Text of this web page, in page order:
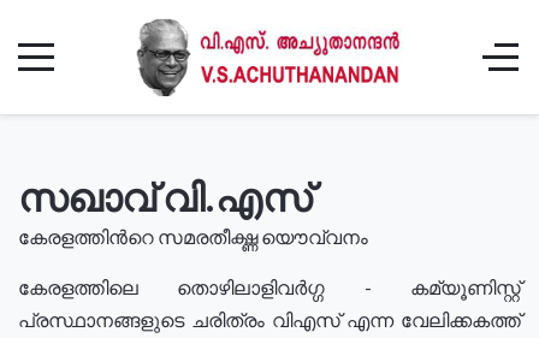
സഖാവ് വി.എസ്
കേരളത്തിൻറെ സമരതീക്ഷ്ണ യൌവ്വനം
കേരളത്തിലെ തൊഴിലാളിവർഗ്ഗ - കമ്യൂണിസ്റ്റ്
പ്രസ്ഥാനങ്ങളുടെ ചരിത്രം വിഎസ് എന്ന വേലിക്കകത്ത്